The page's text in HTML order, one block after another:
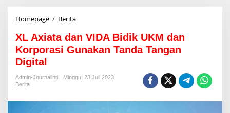
Homepage / Berita
A
x
i
t
a
a
XL Axiata dan VIDA Bidik UKM dan
Korporasi Gunakan Tanda Tangan
Digital
Admin-Journalinti
Minggu, 23 Juli 2023
Berita